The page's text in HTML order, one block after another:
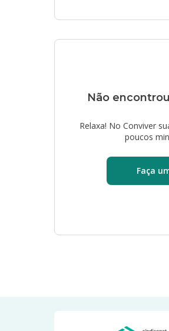
Não
Relaxa! No Conviver
poucos
Faça